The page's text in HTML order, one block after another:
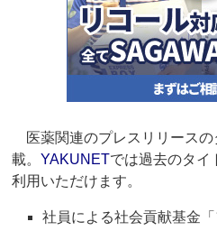
医薬関連のプレスリリースの
載。YAKUNETでは過去のタイ
利用いただけます。
社員による社会貢献基金